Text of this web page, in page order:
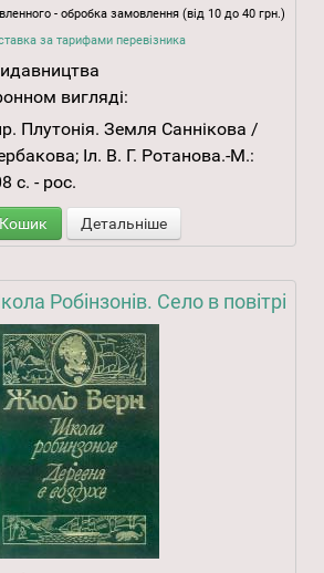
- обробка замовлення (від 10 до 40 грн.)
за тарифами перевізника
вигляді:
Плутонія. Земля Саннікова /
Іл. В. Г. Ротанова.-М.:
с. - рос.
Детальніше
Робінзонів. Село в повітрі